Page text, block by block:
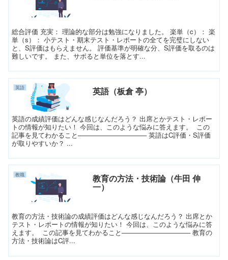
総合評価 充実： 理論的な部分は勉強になりました。 楽単（c）： 楽
単（s）： 小テスト・期末テスト・レポートの全てを完璧にしない
と、S評価はもらえません。 評価基準が明確な分、S評価を取るのは
難しいです。 また、サボると単位を落とす...
英語 英語（板倉 亭）
英語の成績評価はどんな感じなんだろう？ 出席とかテスト・レポー
トの情報が知りたい！ 今回は、このような悩みに答えます。 この
記事を見てわかること─────────────── 英語はC評価・S評価
が取りやすいか？ ...
教職 教育の方法・技術論（牛田 伸
一）
教育の方法・技術論の成績評価はどんな感じなんだろう？ 出席とか
テスト・レポートの情報が知りたい！ 今回は、このような悩みに答
えます。 この記事を見てわかること─────────────── 教育の
方法・技術論はC評...